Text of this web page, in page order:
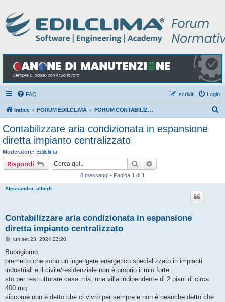
FAQ Login
Iscriviti
Indice FORUM EDILCLIMA FORUM CONTABILIZZAZIONE DEL CALORE
Contabilizzare aria condizionata in espansione
diretta impianto centralizzato
Moderatore: Edilclima
Rispondi Cerca
8 messaggi • Pagina 1 di 1
Alessandro_alberti
Contabilizzare aria condizionata in espansione
diretta impianto centralizzato
M
s
a
g
i
o
lun set 23, 2024 23:20
Buongiorno,
premetto che sono un ingengere energetico specializzato in impianti
industriali e il civile/residenziale non è proprio il mio forte.
sto per restrutturare casa mia, una villa indipendente di 2 piani di circa
400 mq.
siccome non è detto che ci vivrò per sempre e non è neanche detto che